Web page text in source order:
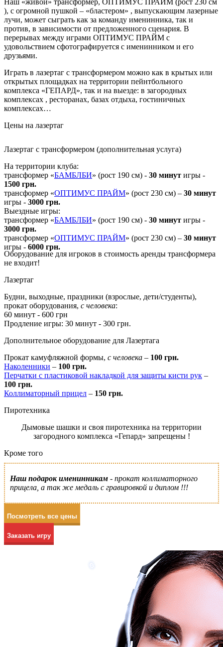
), с огромной пушкой – «бластером» , выпускающим лазерные
лучи, может сыграть как за команду именинника, так и
против, в зависимости от предложенного сценария. В
перерывах между играми ОПТИМУС ПРАЙМ с
удовольствием сфотографируется с именинником и его
друзьями.
Играть в лазертаг с трансформером можно как в крытых или
открытых площадках на территории пейнтбольного
комплекса «ГЕПАРД», так и на выезде: в загородных
комплексах , ресторанах, базах отдыха, гостиничных
комплексах…
Цены на лазертаг
Лазертаг с трансформером (дополнительная услуга)
На территории клуба:
трансформер «БАМБЛБИ» (рост 190 см) - 30 минут игры -
1500 грн.
трансформер «ОПТИМУС ПРАЙМ» (рост 230 см) – 30 минут
игры - 3000 грн.
Выездные игры:
трансформер «БАМБЛБИ» (рост 190 см) - 30 минут игры -
3000 грн.
трансформер «ОПТИМУС ПРАЙМ» (рост 230 см) – 30 минут
игры - 6000 грн.
Оборудование для игроков в стоимость аренды трансформера
не входит!
Лазертаг
Будни, выходные, праздники (взрослые, дети/студенты),
прокат оборудования, с человека:
60 минут - 600 грн
Продление игры: 30 минут - 300 грн.
Дополнительное оборудование для Лазертага
Прокат камуфляжной формы, с человека – 100 грн.
Наколенники – 100 грн.
Перчатки с пластиковой накладкой для защиты кисти рук –
100 грн.
Коллиматорный прицел – 150 грн.
Пиротехника
Дымовые шашки и своя пиротехника на территории
загородного комплекса «Гепард» запрещены!
Кроме того
Наш подарок именинникам - прокат коллиматорного
прицела, а так же медаль с гравировкой и диплом !!!
Посмотреть все цены
Заказать игру